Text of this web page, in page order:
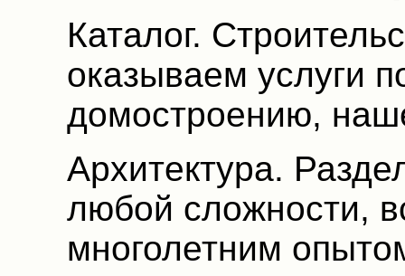
Каталог.
оказываем услуги
домостроению,
Архитектура.
любой сложности,
многолетним